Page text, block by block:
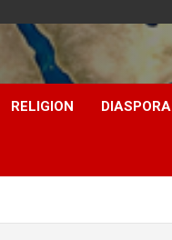
RELIGION DIASPORA